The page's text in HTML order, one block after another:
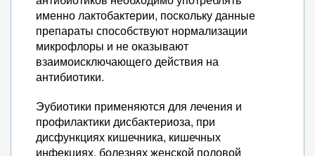
именно лактобактерии, поскольку данные
препараты способствуют нормализации
микрофлоры и не оказывают
взаимоисключающего действия на
антибиотики.
Эубиотики применяются для лечения и
профилактики дисбактериоза, при
дисфункциях кишечника, кишечных
инфекциях, болезнях женской половой